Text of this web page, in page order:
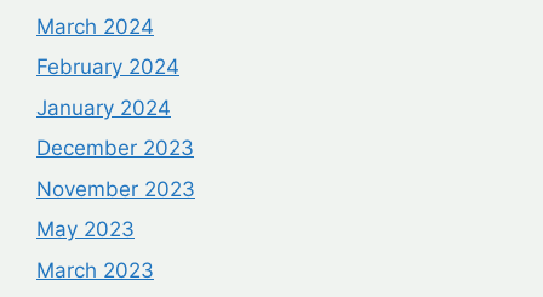
March 2024
February 2024
January 2024
December 2023
November 2023
May 2023
March 2023